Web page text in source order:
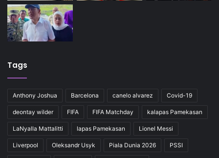
Tags
Anthony Joshua Barcelona canelo alvarez Covid-19
deontay wilder FIFA FIFA Matchday kalapas Pamekasan
LaNyalla Mattalitti lapas Pamekasan Lionel Messi
Liverpool Oleksandr Usyk Piala Dunia 2026 PSSI